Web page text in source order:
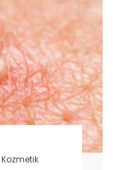
Kozmetik